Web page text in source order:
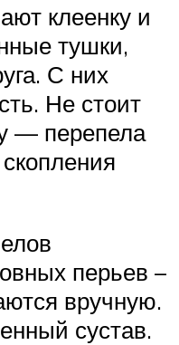
клеенку и
тушки,
С них
Не стоит
— перепела
перьев –
вручную.
сустав.